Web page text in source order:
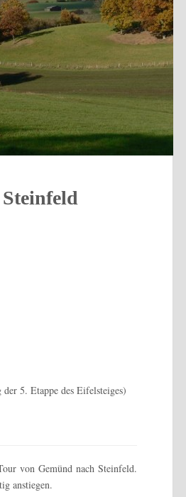
5. Etappe des Eifelsteiges)
von Gemünd nach Steinfeld.
anstiegen.